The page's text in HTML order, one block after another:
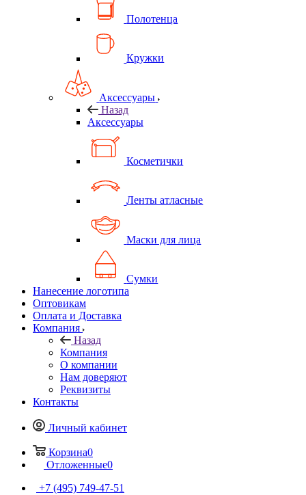
Полотенца
Кружки
Аксессуары
Назад
Аксессуары
Косметички
Ленты атласные
Маски для лица
Сумки
Нанесение логотипа
Оптовикам
Оплата и Доставка
Компания
Назад
Компания
О компании
Нам доверяют
Реквизиты
Контакты
Личный кабинет
Корзина0
Отложенные0
+7 (495) 749-47-51